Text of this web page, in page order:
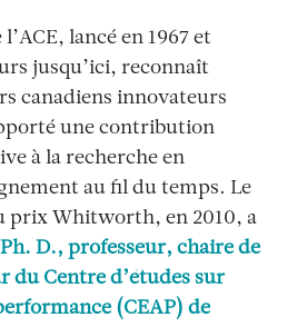
lancé en 1967 et
jusqu’ici, reconnaît
canadiens innovateurs
une contribution
à la recherche en
au fil du temps. Le
prix Whitworth, en 2010, a
D., professeur, chaire de
du Centre d’études sur
(CEAP) de